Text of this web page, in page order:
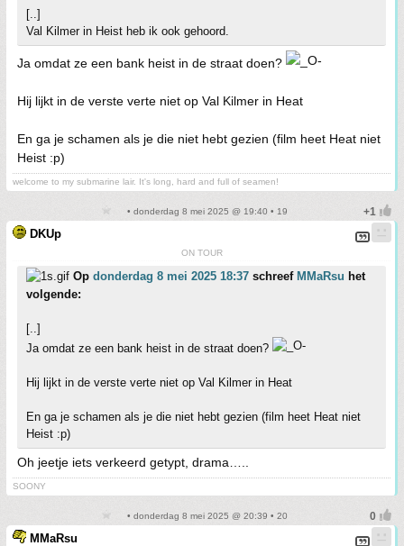
[..]
Val Kilmer in Heist heb ik ook gehoord.
Ja omdat ze een bank heist in de straat doen?
Hij lijkt in de verste verte niet op Val Kilmer in Heat
En ga je schamen als je die niet hebt gezien (film heet Heat niet
Heist :p)
welcome to my submarine lair. It's long, hard and full of seamen!
• donderdag 8 mei 2025 @ 19:40 • 19
DKUp
ON TOUR
Op donderdag 8 mei 2025 18:37 schreef MMaRsu het
volgende:
[..]
Ja omdat ze een bank heist in de straat doen?
Hij lijkt in de verste verte niet op Val Kilmer in Heat
En ga je schamen als je die niet hebt gezien (film heet Heat niet
Heist :p)
Oh jeetje iets verkeerd getypt, drama…..
SOONY
• donderdag 8 mei 2025 @ 20:39 • 20
MMaRsu